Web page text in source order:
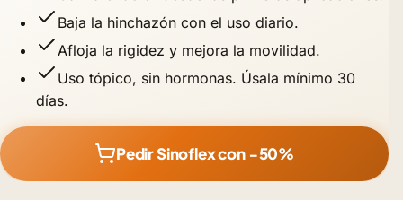
Baja la hinchazón con el uso diario.
Afloja la rigidez y mejora la movilidad.
Uso tópico, sin hormonas. Úsala mínimo 30
días.
Pedir Sinoflex con −50%